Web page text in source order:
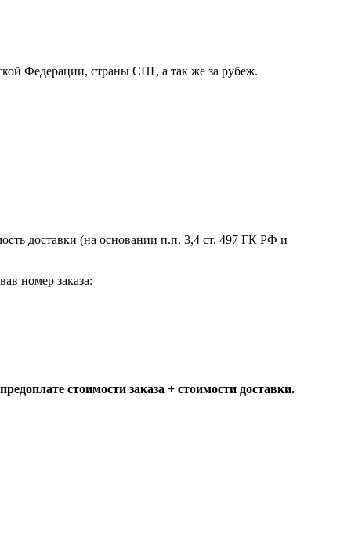
Федерации, страны СНГ, а так же за рубеж.
доставки (на основании п.п. 3,4 ст. 497 ГК РФ и
номер заказа:
стоимости заказа + стоимости доставки.